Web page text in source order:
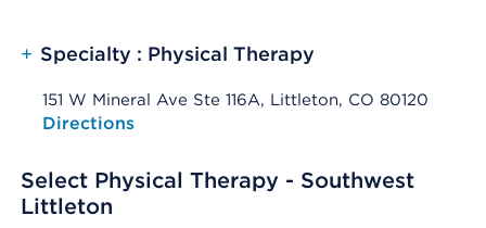
+ Specialty : Physical Therapy
151 W Mineral Ave Ste 116A, Littleton, CO 80120
Opens native map application on mobile devices
Directions
Select Physical Therapy - Southwest
Littleton